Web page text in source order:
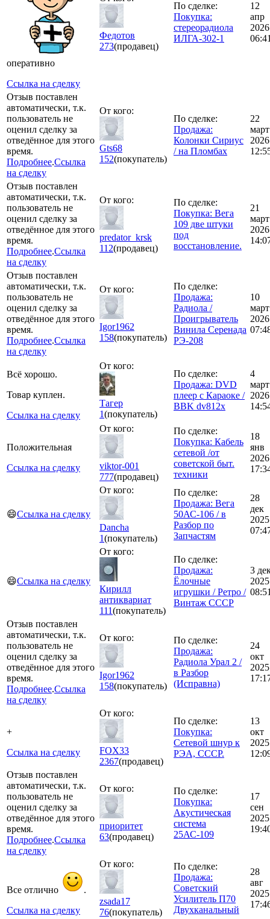
оперативно
Ссылка на сделку
Федотов
273(продавец)
По сделке:
Покупка:
стереорадиола
ИЛГА-302-1
12
апр
2026
Отзыв поставлен
автоматически, т.к.
пользователь не
оценил сделку за
отведённое для этого
время.
Подробнее.Ссылка
на сделку
От кого:
Gts68
152(покупатель)
По сделке:
Продажа:
Колонки Сириус
/ на Пломбах
22
март
2026
Отзыв поставлен
автоматически, т.к.
пользователь не
оценил сделку за
отведённое для этого
время.
Подробнее.Ссылка
на сделку
От кого:
predator_krsk
112(продавец)
По сделке:
Покупка: Вега
109 две штуки
под
восстановление.
21
март
2026
Отзыв поставлен
автоматически, т.к.
пользователь не
оценил сделку за
отведённое для этого
время.
Подробнее.Ссылка
на сделку
От кого:
Igor1962
158(покупатель)
По сделке:
Продажа:
Радиола /
Проигрыватель
Винила Серенада
РЭ-208
10
март
2026
Всё хорошо.
Товар куплен.
Ссылка на сделку
От кого:
Тагер
1(покупатель)
По сделке:
Продажа: DVD
плеер с Караоке /
BBK dv812x
4
март
2026
Положительная
Ссылка на сделку
От кого:
viktor-001
777(продавец)
По сделке:
Покупка: Кабель
сетевой /от
советской быт.
техники
18
янв
2026
😄Ссылка на сделку
От кого:
Dancha
1(покупатель)
По сделке:
Продажа: Вега
50АС-106 / в
Разбор по
Запчастям
28
дек
2025
😄Ссылка на сделку
От кого:
Кирилл
антиквариат
111(покупатель)
По сделке:
Продажа:
Ёлочные
игрушки / Ретро /
Винтаж СССР
3
2025
Отзыв поставлен
автоматически, т.к.
пользователь не
оценил сделку за
отведённое для этого
время.
Подробнее.Ссылка
на сделку
От кого:
Igor1962
158(покупатель)
По сделке:
Продажа:
Радиола Урал 2 /
в Разбор
(Исправна)
24
окт
2025
+
Ссылка на сделку
От кого:
FOX33
2367(продавец)
По сделке:
Покупка:
Сетевой шнур к
РЭА, СССР.
13
окт
2025
Отзыв поставлен
автоматически, т.к.
пользователь не
оценил сделку за
отведённое для этого
время.
Подробнее.Ссылка
на сделку
От кого:
приоритет
63(продавец)
По сделке:
Покупка:
Акустическая
система
25АС-109
17
сен
2025
Все отлично
.
Ссылка на сделку
От кого:
zsada17
76(покупатель)
По сделке:
Продажа:
Советский
Усилитель П70
Двухканальный
28
авг
2025